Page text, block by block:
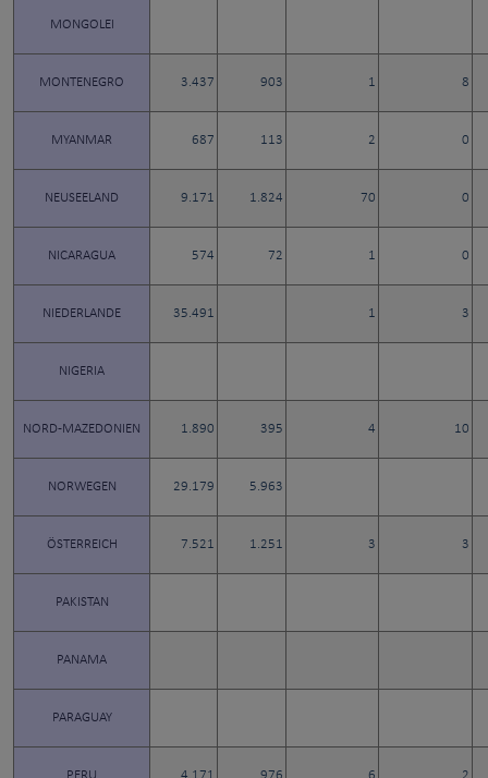
MONGOLEI
MONTENEGRO 3.437 903 1 8
MYANMAR 687 113 2 0
NEUSEELAND 9.171 1.824 70 0
NICARAGUA 574 72 1 0
NIEDERLANDE 35.491 1 3
NIGERIA
NORD-MAZEDONIEN 1.890 395 4 10
NORWEGEN 29.179 5.963
ÖSTERREICH 7.521 1.251 3 3
PAKISTAN
PANAMA
PARAGUAY